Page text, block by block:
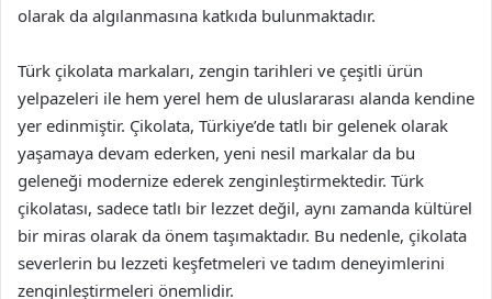
olarak da algılanmasına katkıda bulunmaktadır.
Türk çikolata markaları, zengin tarihleri ve çeşitli ürün
yelpazeleri ile hem yerel hem de uluslararası alanda kendine
yer edinmiştir. Çikolata, Türkiye’de tatlı bir gelenek olarak
yaşamaya devam ederken, yeni nesil markalar da bu
geleneği modernize ederek zenginleştirmektedir. Türk
çikolatası, sadece tatlı bir lezzet değil, aynı zamanda kültürel
bir miras olarak da önem taşımaktadır. Bu nedenle, çikolata
severlerin bu lezzeti keşfetmeleri ve tadım deneyimlerini
zenginleştirmeleri önemlidir.